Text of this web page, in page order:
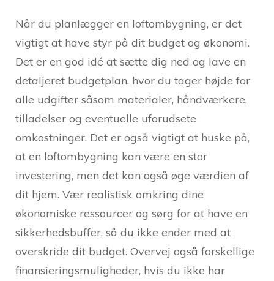
Når du planlægger en loftombygning, er det
vigtigt at have styr på dit budget og økonomi.
Det er en god idé at sætte dig ned og lave en
detaljeret budgetplan, hvor du tager højde for
alle udgifter såsom materialer, håndværkere,
tilladelser og eventuelle uforudsete
omkostninger. Det er også vigtigt at huske på,
at en loftombygning kan være en stor
investering, men det kan også øge værdien af
dit hjem. Vær realistisk omkring dine
økonomiske ressourcer og sørg for at have en
sikkerhedsbuffer, så du ikke ender med at
overskride dit budget. Overvej også forskellige
finansieringsmuligheder, hvis du ikke har